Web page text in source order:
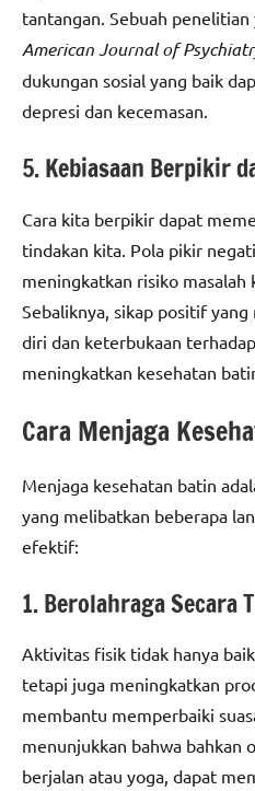
tantangan. Sebuah
American Journal of
dukungan sosial yang baik
depresi dan kecemasan.
5. Kebiasaan Berpikir
Cara kita berpikir dapat
tindakan kita. Pola pikir
meningkatkan risiko masalah
Sebaliknya, sikap positif
diri dan keterbukaan
meningkatkan kesehatan
Cara Menjaga
Menjaga kesehatan batin
yang melibatkan beberapa
efektif:
1. Berolahraga Secara
Aktivitas fisik tidak hanya
tetapi juga meningkatkan
membantu memperbaiki
menunjukkan bahwa bahkan
berjalan atau yoga, dapat